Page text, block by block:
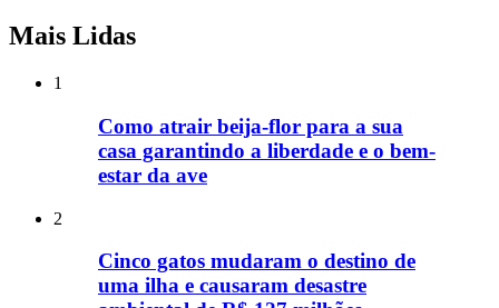
Mais Lidas
1
Como atrair beija-flor para a sua
casa garantindo a liberdade e o bem-
estar da ave
2
Cinco gatos mudaram o destino de
uma ilha e causaram desastre